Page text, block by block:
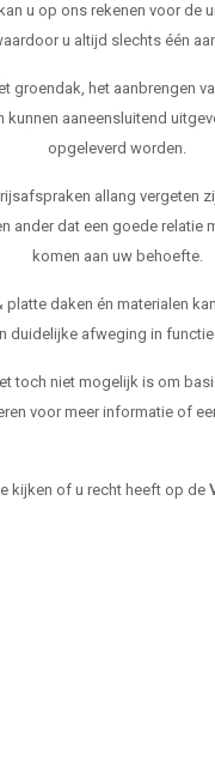
u op ons rekenen voor de
u altijd slechts één
groendak, het aanbrengen
aaneensluitend
opgeleverd worden.
allang vergeten
ander dat een goede
komen aan uw behoefte.
daken én materialen
duidelijke afweging in
toch niet mogelijk is om
voor meer informatie of
kijken of u recht heeft op de